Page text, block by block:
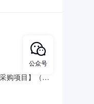
购项目】（采
目技术论证等
公众号